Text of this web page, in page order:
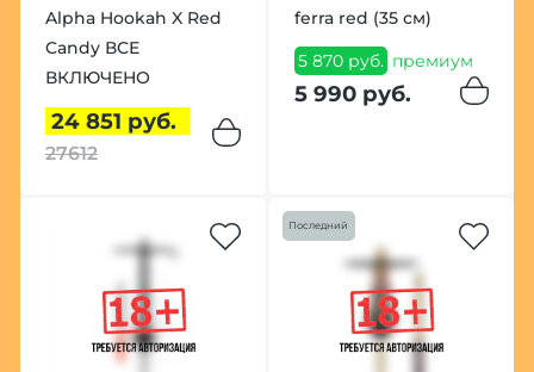
Alpha Hookah X Red
Candy ВСЕ
ВКЛЮЧЕНО
24 851 руб.
27612
ferra red (35 см)
5 870 руб. премиум
5 990 руб.
Последний